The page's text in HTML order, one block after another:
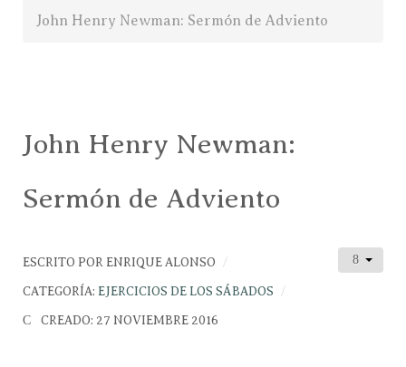
John Henry Newman: Sermón de Adviento
John Henry Newman:
Sermón de Adviento
ESCRITO POR ENRIQUE ALONSO
CATEGORÍA: EJERCICIOS DE LOS SÁBADOS
CREADO: 27 NOVIEMBRE 2016